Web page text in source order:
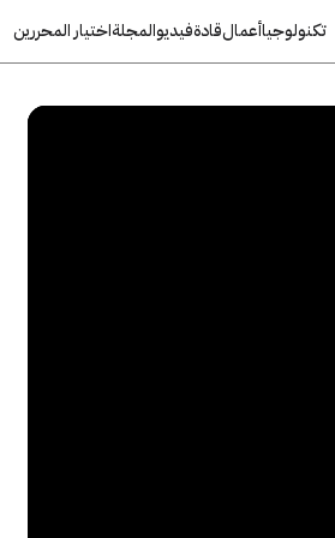
تكنولوجياأعمالقادةفيديوالمجلةاختيار المحررين